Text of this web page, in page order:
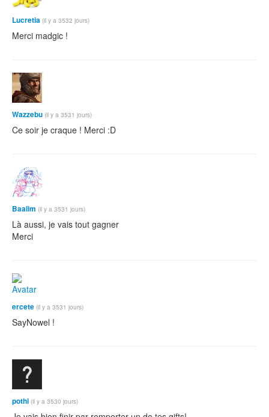
Lucretia (il y a 3532 jours)
Merci madgic !
Wazzebu (il y a 3531 jours)
Ce soir je craque ! Merci :D
Baalim (il y a 3531 jours)
Là aussi, je vais tout gagner
Merci
ercete (il y a 3531 jours)
SayNowel !
pothi (il y a 3530 jours)